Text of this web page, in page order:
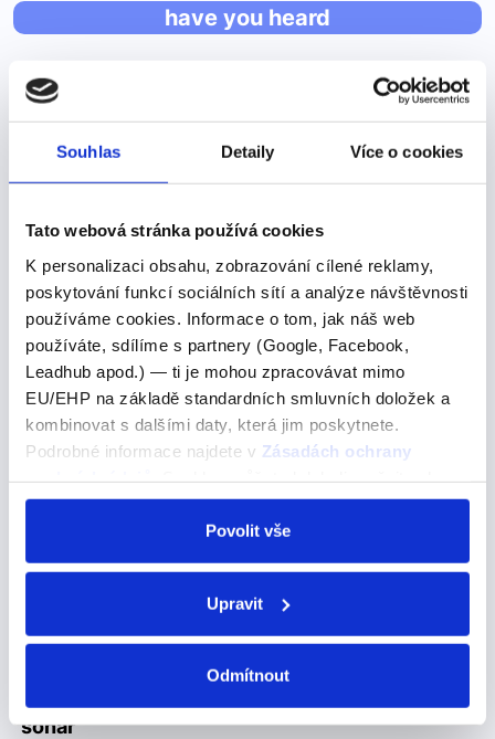
Souhlas Detaily Více o cookies
Tato webová stránka používá cookies
K personalizaci obsahu, zobrazování cílené reklamy,
poskytování funkcí sociálních sítí a analýze návštěvnosti
používáme cookies. Informace o tom, jak náš web
používáte, sdílíme s partnery (Google, Facebook,
Leadhub apod.) — ti je mohou zpracovávat mimo
EU/EHP na základě standardních smluvních doložek a
kombinovat s dalšími daty, která jim poskytnete.
Podrobné informace najdete v Zásadách ochrany
odvolat v nastavení cookies, případně se obrátit na
Povolit vše
Upravit
Odmítnout
have you heard
But have you heard of a pizzly?Ale slyšeli jste už o
pizzlym? A) are B) did C) have Jedná se o otázku. V
sloveso kterým se začíná. Teď jde o to…
Anglická slova na G
Anglická slova na G
Písmeno G patří v angličtině mezi poměrně běžné a nabízí
širokou škálu slov pro různé potřeby.
Písmeno G patří v angličtině mezi poměrně běžné a
nabízí širokou škálu slov pro různé potřeby. Ať už
termíny pro specifické obory, nebo zábavná…
"sonar"
"sonar"